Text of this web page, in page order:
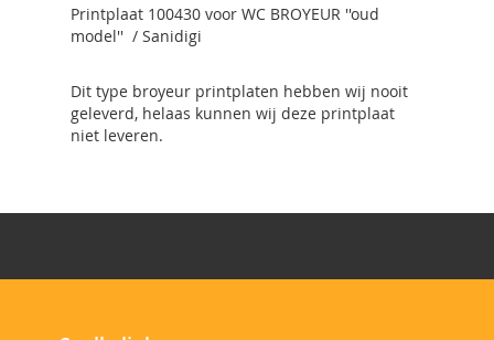
Printplaat 100430 voor WC BROYEUR ''oud
model'' / Sanidigi
Dit type broyeur printplaten hebben wij nooit
geleverd, helaas kunnen wij deze printplaat
niet leveren.